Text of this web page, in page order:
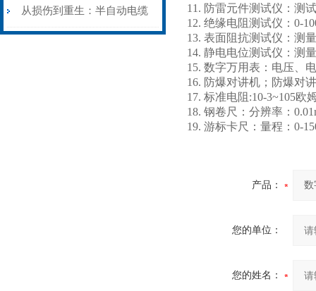
艺基石
电缆热补机智能控温，安全
从损伤到重生：半自动电缆
11. 防雷元件测试仪：测
12. 绝缘电阻测试仪：0-
13. 表面阻抗测试仪：测
14. 静电电位测试仪：测
15. 数字万用表：电压、
16. 防爆对讲机；防爆对讲
17. 标准电阻:10-3~105欧
18. 钢卷尺：分辨率：
19. 游标卡尺：量程：0-
产品：
您的单位：
您的姓名：